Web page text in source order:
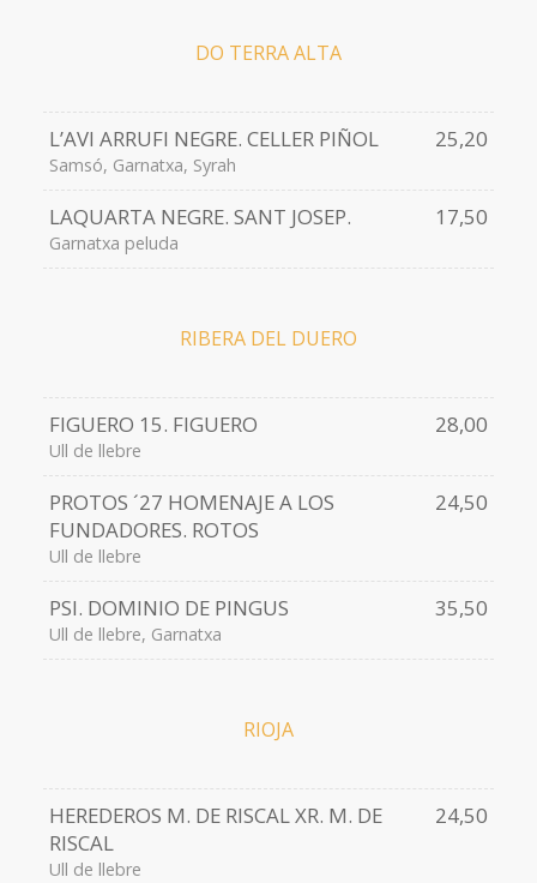
DO TERRA ALTA
L’AVI ARRUFI NEGRE. CELLER PIÑOL 25,20
Samsó, Garnatxa, Syrah
LAQUARTA NEGRE. SANT JOSEP. 17,50
Garnatxa peluda
RIBERA DEL DUERO
FIGUERO 15. FIGUERO 28,00
Ull de llebre
PROTOS ´27 HOMENAJE A LOS
FUNDADORES. ROTOS
24,50
Ull de llebre
PSI. DOMINIO DE PINGUS 35,50
Ull de llebre, Garnatxa
RIOJA
HEREDEROS M. DE RISCAL XR. M. DE
RISCAL
24,50
Ull de llebre